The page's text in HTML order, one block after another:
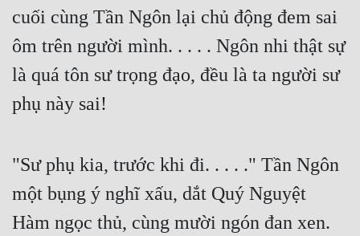
cuối cùng Tần Ngôn lại chủ động đem sai
ôm trên người mình. . . . . Ngôn nhi thật sự
là quá tôn sư trọng đạo, đều là ta người sư
phụ này sai!
"Sư phụ kia, trước khi đi. . . . ." Tần Ngôn
một bụng ý nghĩ xấu, dắt Quý Nguyệt
Hàm ngọc thủ, cùng mười ngón đan xen.